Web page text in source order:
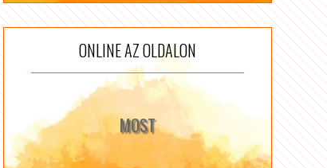
ONLINE AZ OLDALON
MOST